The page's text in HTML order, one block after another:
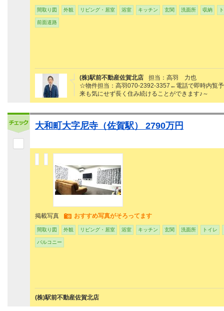
間取り図 外観 リビング・居室 浴室 キッチン 玄関 洗面所 収納
前面道路
(株)駅前不動産佐賀北店
担当：高羽 力也
☆物件担当：高羽070-2392-3357←電話で即時内覧
来も気にせず長く住み続けることができます♪～
大和町大字尼寺（佐賀駅） 2790万円
掲載写真 おすすめ写真がそろってます
間取り図 外観 リビング・居室 浴室 キッチン 玄関 洗面所 トイレ
バルコニー
(株)駅前不動産佐賀北店